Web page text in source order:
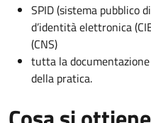
SPID (sistema pubblico
d’identità elettronica
(CNS)
tutta la
della pratica.